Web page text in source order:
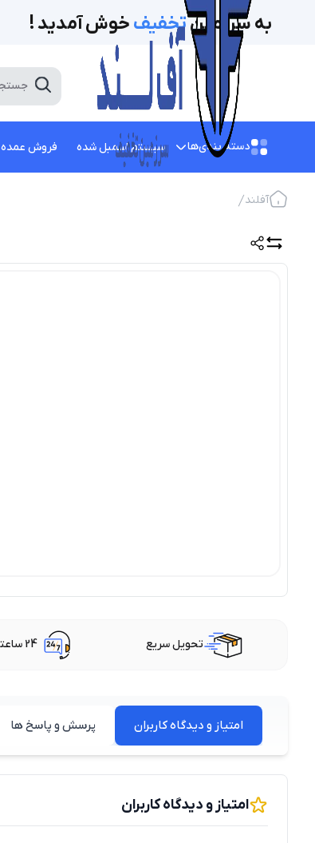
به سرزمینتخفیف‌ خوش آمدید !
دسته بندی‌ها سیستم اسمبل شده فروش عمده
آفلند
تحویل سریع 24 ساعته ، 7 روز هفته
امتیاز و دیدگاه کاربران پرسش و پاسخ ها
امتیاز و دیدگاه کاربران